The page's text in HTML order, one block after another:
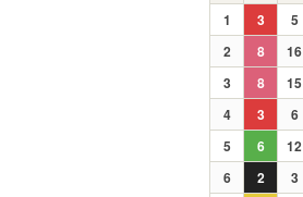
1 3 5
2 8 16
3 8 15
4 3 6
5 6 12
6 2 3